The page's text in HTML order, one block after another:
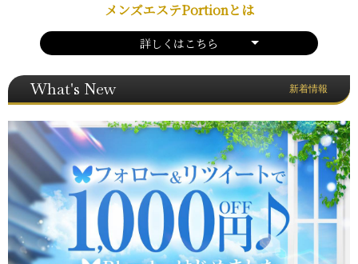
メンズエステPortionとは
詳しくはこちら
What's New 新着情報